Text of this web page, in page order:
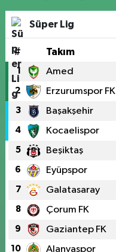
Süper Lig
# Takım
1 Amed
2 Erzurumspor FK
3 Başakşehir
4 Kocaelispor
5 Beşiktaş
6 Eyüpspor
7 Galatasaray
8 Çorum FK
9 Gaziantep FK
10 Alanyaspor